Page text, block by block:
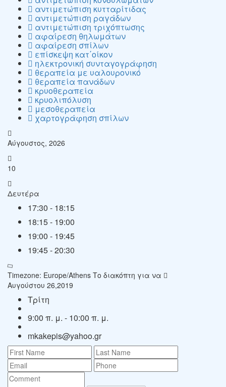
αντιμετώπιση κυτταρίτιδας
αντιμετώπιση ραγάδων
αντιμετώπιση τριχόπτωσης
αφαίρεση θηλωμάτων
αφαίρεση σπίλων
επίσκεψη κατ΄οίκον
ηλεκτρονική συνταγογράφηση
θεραπεία με υαλουρονικό
θεραπεία πανάδων
κρυοθεραπεία
κρυολιπόλυση
μεσοθεραπεία
χαρτογράφηση σπίλων
Αύγουστος, 2026
10
Δευτέρα
17:30 - 18:15
18:15- 19:00
19:00 - 19:45
19:45-20:30
Timezone: Europe/Athens Το διακόπτη για να
Αυγούστου 26,2019
Τρίτη
9:00 π. μ. - 10:00 π. μ.
mkakepis@yahoo.gr